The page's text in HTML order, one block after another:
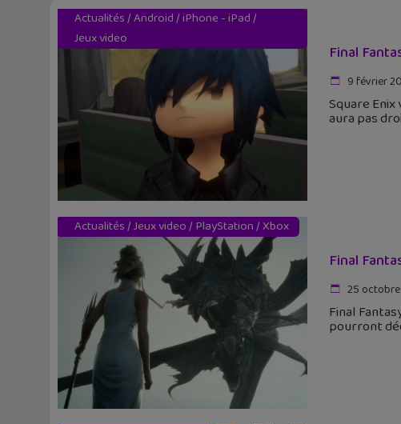
Actualités/Android/iPhone - iPad/
Jeux video
Final
9 février
Square
aura pas
Actualités/Jeux video/ PlayStation/Xbox
Final
25
Final
pourront